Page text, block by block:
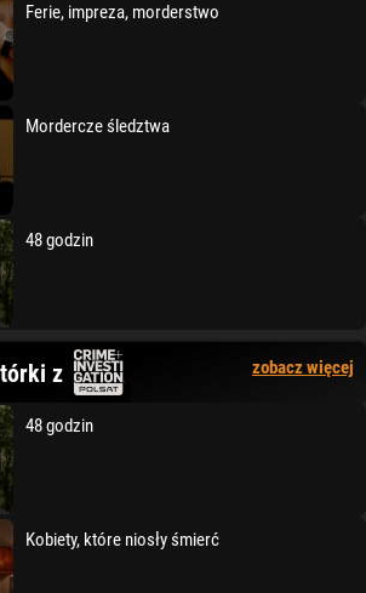
Ferie, impreza, morderstwo
Mordercze śledztwa
48 godzin
z zobacz więcej
48 godzin
Kobiety, które niosły śmierć